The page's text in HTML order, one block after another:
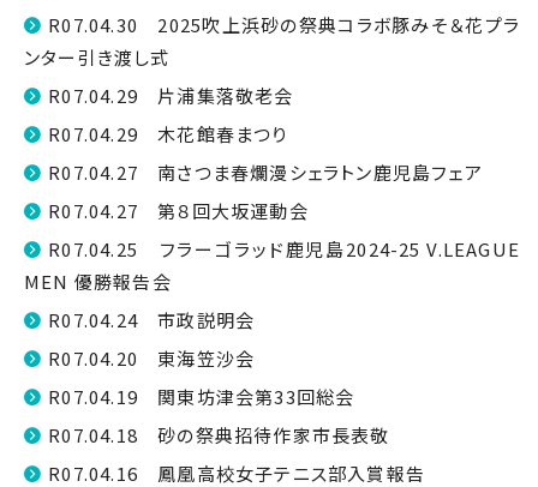
R07.04.30 2025吹上浜砂の祭典コラボ豚みそ＆花プラ
ンター引き渡し式
R07.04.29 片浦集落敬老会
R07.04.29 木花館春まつり
R07.04.27 南さつま春爛漫シェラトン鹿児島フェア
R07.04.27 第８回大坂運動会
R07.04.25 フラーゴラッド鹿児島2024-25 V.LEAGUE
MEN 優勝報告会
R07.04.24 市政説明会
R07.04.20 東海笠沙会
R07.04.19 関東坊津会第33回総会
R07.04.18 砂の祭典招待作家市長表敬
R07.04.16 鳳凰高校女子テニス部入賞報告